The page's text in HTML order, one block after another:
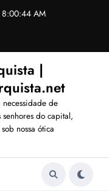
8:00:47 AM
|
de
do capital,
nossa ótica